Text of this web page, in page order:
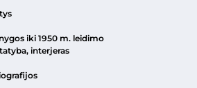
iki 1950 m. leidimo
interjeras